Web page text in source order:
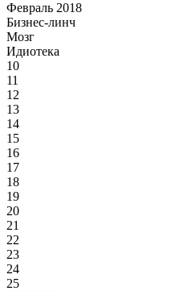
Февраль 2018
Бизнес-линч
Мозг
Идиотека
10
11
12
13
14
15
16
17
18
19
20
21
22
23
24
25